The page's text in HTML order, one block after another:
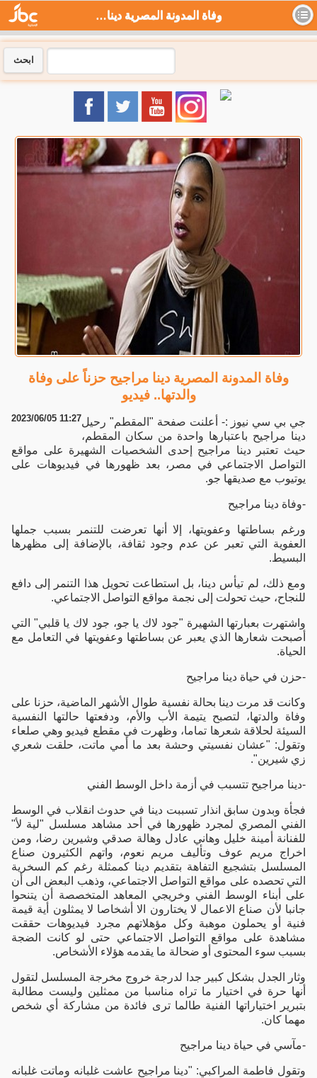
وفاة المدونة المصرية دينا مراجيح حزناً على وفاة والدتها.. فيديو - جي بي سي نيوز
ابحث
وفاة المدونة المصرية دينا مراجيح حزناً على وفاة
والدتها.. فيديو
2023/06/05 11:27جي بي سي نيوز :- أعلنت صفحة "المقطم" رحيل
دينا مراجيح باعتبارها واحدة من سكان المقطم،
حيث تعتبر دينا مراجيح إحدى الشخصيات الشهيرة على مواقع
التواصل الاجتماعي في مصر، بعد ظهورها في فيديوهات على
يوتيوب مع صديقها جو.
-وفاة دينا مراجيح
ورغم بساطتها وعفويتها، إلا أنها تعرضت للتنمر بسبب جملها
العفوية التي تعبر عن عدم وجود ثقافة، بالإضافة إلى مظهرها
البسيط.
ومع ذلك، لم تيأس دينا، بل استطاعت تحويل هذا التنمر إلى دافع
للنجاح، حيث تحولت إلى نجمة مواقع التواصل الاجتماعي.
واشتهرت بعبارتها الشهيرة "جود لاك يا جو، جود لاك يا قلبي" التي
أصبحت شعارها الذي يعبر عن بساطتها وعفويتها في التعامل مع
الحياة.
-حزن في حياة دينا مراجيح
وكانت قد مرت دينا بحالة نفسية طوال الأشهر الماضية، حزنا على
وفاة والدتها، لتصبح يتيمة الأب والأم، ودفعتها حالتها النفسية
السيئة لحلاقة شعرها تماما، وظهرت في مقطع فيديو وهي صلعاء
وتقول: "عشان نفسيتي وحشة بعد ما أمي ماتت، حلقت شعري
زي شيرين".
-دينا مراجيح تتسبب في أزمة داخل الوسط الفني
فجأة وبدون سابق انذار تسببت دينا في حدوث انقلاب في الوسط
الفني المصري لمجرد ظهورها في أحد مشاهد مسلسل "لية لأ"
للفنانة أمينة خليل وهاني عادل وهالة صدقي وشيرين رضا، ومن
اخراج مريم عوف وتأليف مريم نعوم، واتهم الكثيرون صناع
المسلسل بتشجيع التفاهة بتقديم دينا كممثلة رغم كم السخرية
التي تحصده على مواقع التواصل الاجتماعي، وذهب البعض الى أن
على أبناء الوسط الفني وخريجي المعاهد المتخصصة أن يتنحوا
جانبا لأن صناع الاعمال لا يختارون الا أشخاصا لا يمثلون أية قيمة
فنية أو يحملون موهبة وكل مؤهلاتهم مجرد فيديوهات حققت
مشاهدة على مواقع التواصل الاجتماعي حتى لو كانت الضجة
بسبب سوء المحتوى أو ضحالة ما يقدمه هؤلاء الأشخاص.
وثار الجدل بشكل كبير جدا لدرجة خروج مخرجة المسلسل لتقول
أنها حرة في اختيار ما تراه مناسبا من ممثلين وليست مطالبة
بتبرير اختياراتها الفنية طالما ترى فائدة من مشاركة أي شخص
مهما كان.
-مآسي في حياة دينا مراجيح
وتقول فاطمة المراكبي: "دينا مراجيح عاشت غلبانه وماتت غلبانه